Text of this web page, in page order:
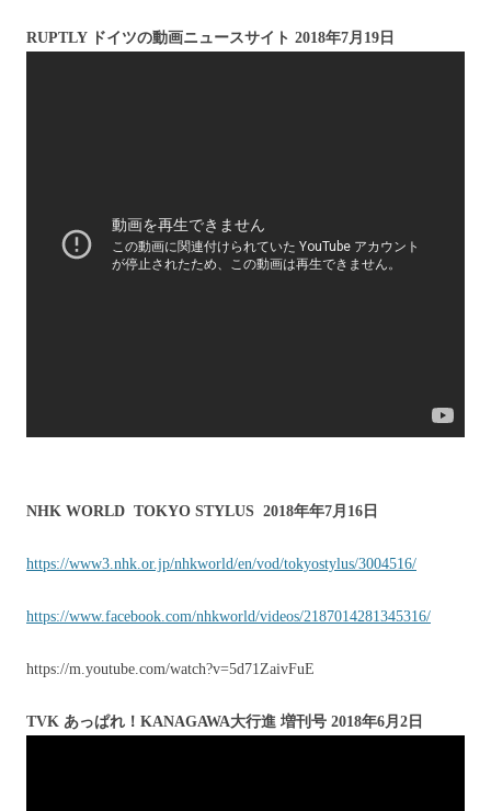
RUPTLY ドイツの動画ニュースサイト 2018年7月19日
NHK WORLD TOKYO STYLUS 2018年年7月16日
https://www3.nhk.or.jp/nhkworld/en/vod/tokyostylus/3004516/‬
https://www.facebook.com/nhkworld/videos/2187014281345316/‬
https://m.youtube.com/watch?v=5d71ZaivFuE
TVK あっぱれ！KANAGAWA大行進 増刊号 2018年6月2日